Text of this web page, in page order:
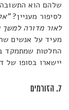
שלהם הוא
לסיפור מעניין?
לאור מדורה
מעיד על אנשים
החלטות שמתמקד
יישארו בסופו של
7. הזורמים